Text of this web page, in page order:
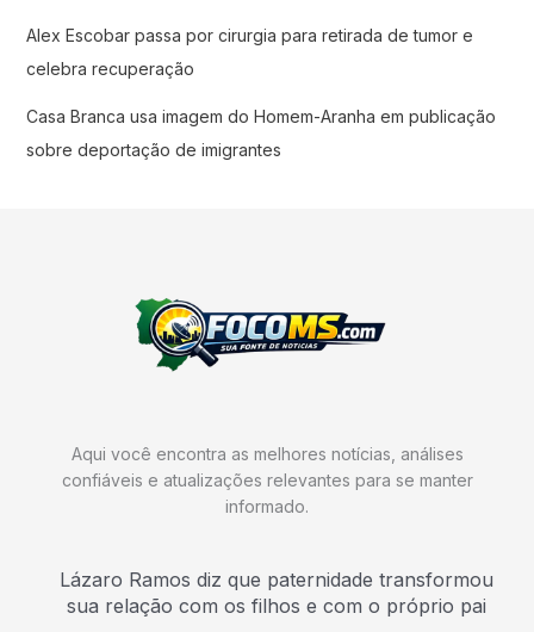
Alex Escobar passa por cirurgia para retirada de tumor e
celebra recuperação
Casa Branca usa imagem do Homem-Aranha em publicação
sobre deportação de imigrantes
Aqui você encontra as melhores notícias, análises
confiáveis e atualizações relevantes para se manter
informado.
Lázaro Ramos diz que paternidade transformou
sua relação com os filhos e com o próprio pai